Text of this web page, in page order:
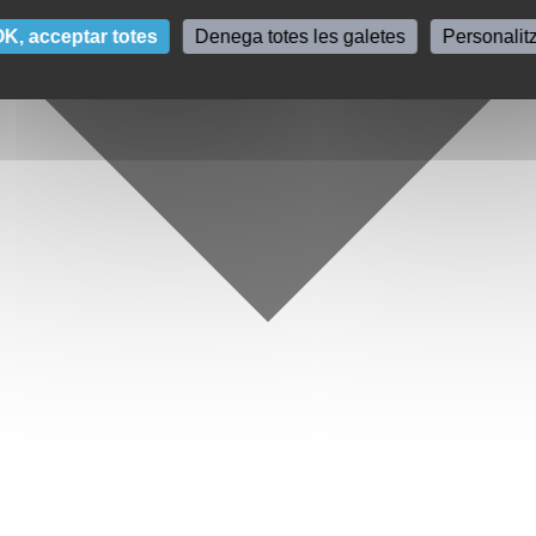
acceptar totes Denega totes les galetes